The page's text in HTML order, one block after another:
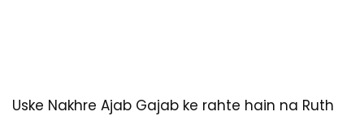
Uske Nakhre Ajab Gajab ke rahte hain na Ruth